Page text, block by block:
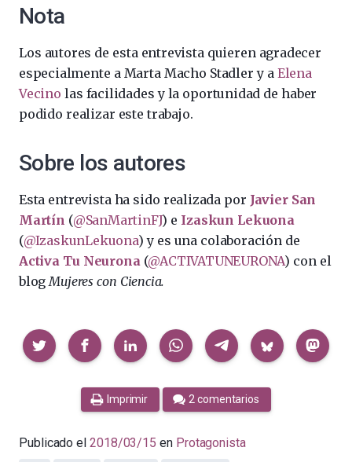
Nota
Los autores de esta entrevista quieren agradecer
especialmente a Marta Macho Stadler y a Elena
Vecino las facilidades y la oportunidad de haber
podido realizar este trabajo.
Sobre los autores
Esta entrevista ha sido realizada por Javier San
Martín (@SanMartinFJ) e Izaskun Lekuona
(@IzaskunLekuona) y es una colaboración de
Activa Tu Neurona (@ACTIVATUNEURONA) con el
blog Mujeres con Ciencia.
Compartir
Imprimir 2 comentarios
Publicado el 2018/03/15 en Protagonista